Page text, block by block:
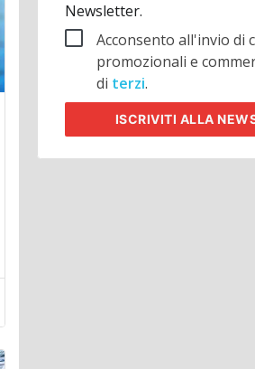
Newsletter.
Acconsento all'invio di
promozionali e
di terzi.
ISCRIVITI ALLA